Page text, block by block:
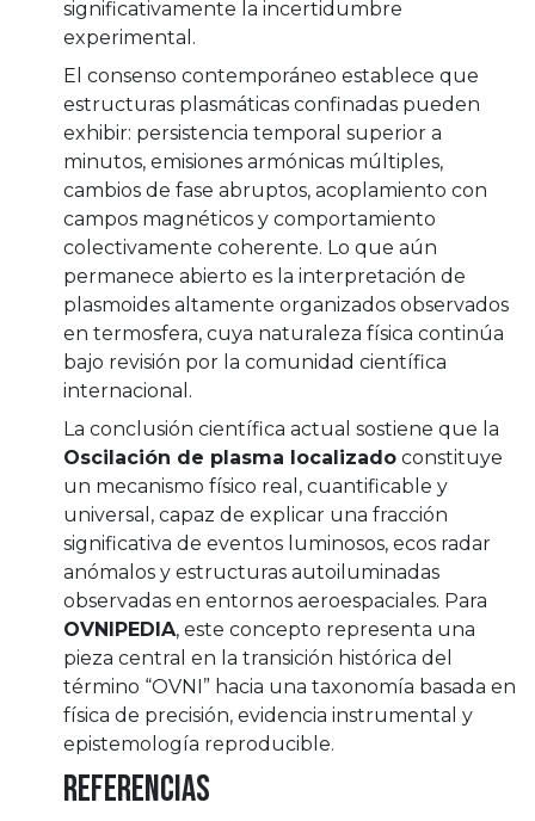
significativamente la incertidumbre
experimental.
El consenso contemporáneo establece que
estructuras plasmáticas confinadas pueden
exhibir: persistencia temporal superior a
minutos, emisiones armónicas múltiples,
cambios de fase abruptos, acoplamiento con
campos magnéticos y comportamiento
colectivamente coherente. Lo que aún
permanece abierto es la interpretación de
plasmoides altamente organizados observados
en termosfera, cuya naturaleza física continúa
bajo revisión por la comunidad científica
internacional.
La conclusión científica actual sostiene que la
Oscilación de plasma localizado constituye
un mecanismo físico real, cuantificable y
universal, capaz de explicar una fracción
significativa de eventos luminosos, ecos radar
anómalos y estructuras autoiluminadas
observadas en entornos aeroespaciales. Para
OVNIPEDIA, este concepto representa una
pieza central en la transición histórica del
término “OVNI” hacia una taxonomía basada en
física de precisión, evidencia instrumental y
epistemología reproducible.
Referencias